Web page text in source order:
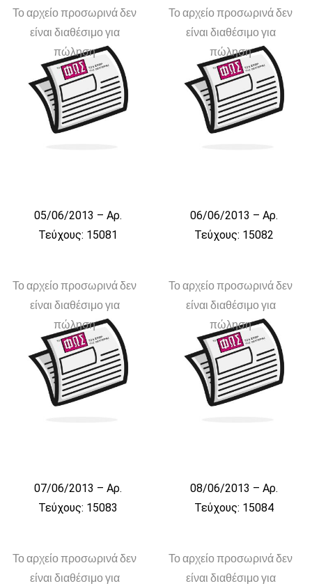
Το αρχείο προσωρινά δεν
είναι διαθέσιμο για
πώληση
05/06/2013 – Αρ.
Τεύχους: 15081
Το αρχείο προσωρινά δεν
είναι διαθέσιμο για
πώληση
06/06/2013 – Αρ.
Τεύχους: 15082
Το αρχείο προσωρινά δεν
είναι διαθέσιμο για
πώληση
07/06/2013 – Αρ.
Τεύχους: 15083
Το αρχείο προσωρινά δεν
είναι διαθέσιμο για
πώληση
08/06/2013 – Αρ.
Τεύχους: 15084
Το αρχείο προσωρινά δεν
είναι διαθέσιμο για
Το αρχείο προσωρινά δεν
είναι διαθέσιμο για